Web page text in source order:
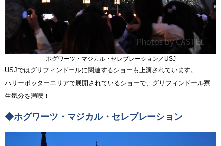
ホグワーツ・マジカル・セレブレーション／USJ
USJではグリフィンドールに関連するショーも上演されています。
ハリーポッターエリアで展開されているショーで、グリフィンドール寮
生気分を満喫！
◆ホグワーツ・マジカル・セレブレーション